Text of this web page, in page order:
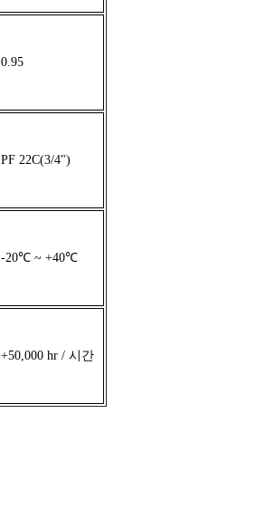
0.95
PF 22C(3/4")
-20℃ ~ +40℃
+50,000 hr / 시간